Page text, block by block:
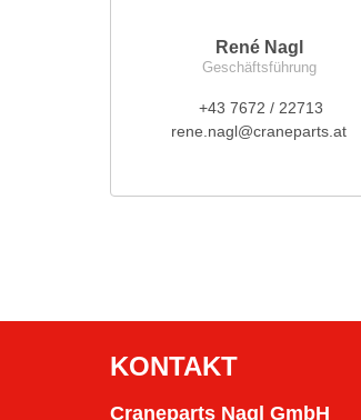
René Nagl
Geschäftsführung
+43 7672 / 22713
rene.nagl@craneparts.at
KONTAKT
Craneparts Nagl GmbH